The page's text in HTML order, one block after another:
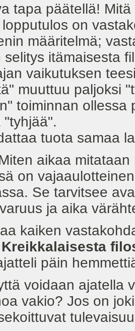
tapa päätellä!
on
määritelmä;
selitys itämaisesta
vaikutuksen
muuttuu paljoksi
toiminnan
"tyhjää".
tuota samaa
aikaa mitataan
on
Se tarvitsee
ja aika
kaiken
Kreikkalaisesta
päin
voidaan ajatella
vakio? Jos on